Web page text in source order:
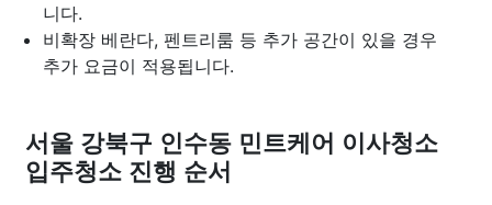
니다.
비확장 베란다, 펜트리룸 등 추가 공간이 있을 경우
추가 요금이 적용됩니다.
서울 강북구 인수동 민트케어 이사청소
입주청소 진행 순서